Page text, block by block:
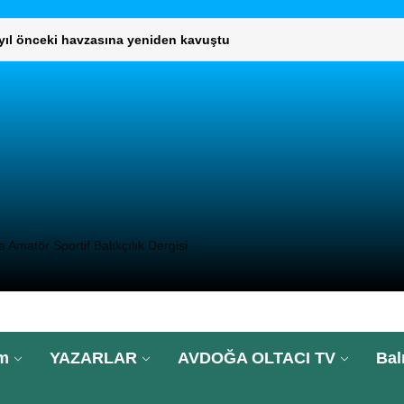
KURUL TOPLANTISI GERÇEKLEŞTİ
VE DAİRE BAŞKANLARINI ZİYARET ETTİ
önceki havzasına yeniden kavuştu
KURUL TOPLANTISI GERÇEKLEŞTİ
Yumaklı, “Türkiye’nin 2025’te su ürünleri ihracatı 2,3 milyar
Sportif Balıkçılık Dergisi
YAZARLAR AVDOĞA OLTACI TV